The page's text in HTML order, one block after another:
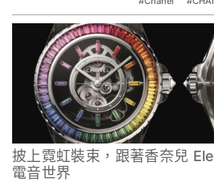
披上霓虹裝束，跟著香奈兒
電音世界